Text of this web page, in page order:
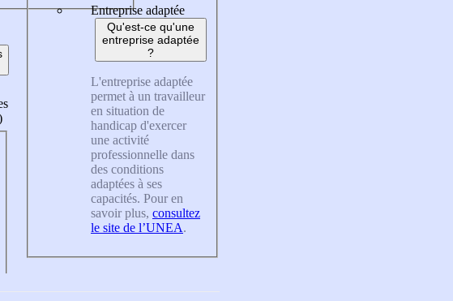
Entreprise adaptée
Qu'est-ce qu'une
entreprise adaptée
?
L'entreprise adaptée
permet à un travailleur
en situation de
handicap d'exercer
une activité
professionnelle dans
des conditions
adaptées à ses
capacités. Pour en
savoir plus, consultez
le site de l’UNEA.